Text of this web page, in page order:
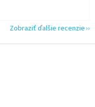
Zobraziť ďalšie recenzie